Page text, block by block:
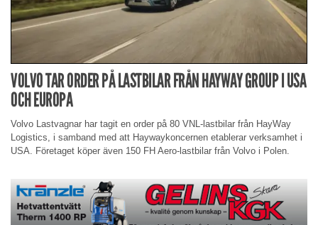
VOLVO TAR ORDER PÅ LASTBILAR FRÅN HAYWAY GROUP I USA
OCH EUROPA
Volvo Lastvagnar har tagit en order på 80 VNL-lastbilar från HayWay
Logistics, i samband med att Haywaykoncernen etablerar verksamhet i
USA. Företaget köper även 150 FH Aero-lastbilar från Volvo i Polen.